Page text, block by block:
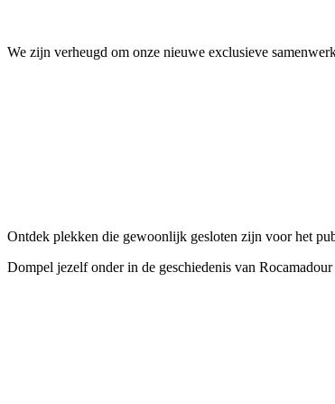
We zijn verheugd om onze nieuwe exclusieve
Ontdek plekken die gewoonlijk gesloten zijn voor het
Dompel jezelf onder in de geschiedenis van